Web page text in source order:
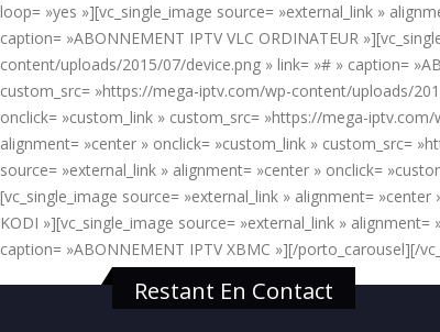
loop= »yes »][vc_single_image source= »external_link »
caption= »ABONNEMENT IPTV VLC ORDINATEUR
content/uploads/2015/07/device.png » link= »# » caption=
custom_src= »https://mega-iptv.com/wp-content/uploads/
onclick= »custom_link » custom_src= »https://mega-
alignment= »center » onclick= »custom_link » custom_src=
source= »external_link » alignment= »center » onclick=
[vc_single_image source= »external_link » alignment=
KODI »][vc_single_image source= »external_link »
caption= »ABONNEMENT IPTV XBMC »][/porto_carousel][/
Restant En Contact